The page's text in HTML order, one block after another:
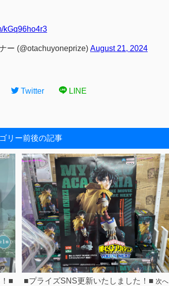
kGq96ho4r3
ー (@otachuyoneprize) August 21, 2024
Twitter LINE
リー前後の記事
■ ■プライズSNS更新いたしました！■ 次へ